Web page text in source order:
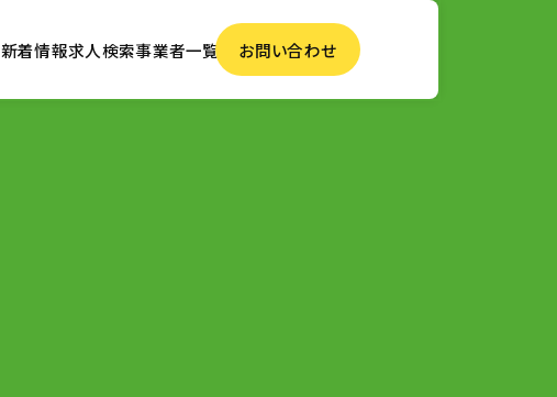
新着情報求人検索事業者一覧 お問い合わせ